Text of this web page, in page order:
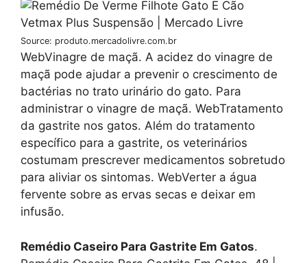
Source: produto.mercadolivre.com.br
WebVinagre de maçã. A acidez do vinagre de
maçã pode ajudar a prevenir o crescimento de
bactérias no trato urinário do gato. Para
administrar o vinagre de maçã. WebTratamento
da gastrite nos gatos. Além do tratamento
específico para a gastrite, os veterinários
costumam prescrever medicamentos sobretudo
para aliviar os sintomas. WebVerter a água
fervente sobre as ervas secas e deixar em
infusão.
Remédio Caseiro Para Gastrite Em Gatos.